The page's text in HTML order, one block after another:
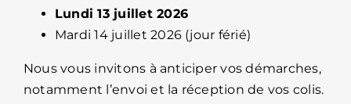
Lundi 13 juillet 2026
Mardi 14 juillet 2026 (jour férié)
Nous vous invitons à anticiper vos démarches,
notamment l’envoi et la réception de vos colis.